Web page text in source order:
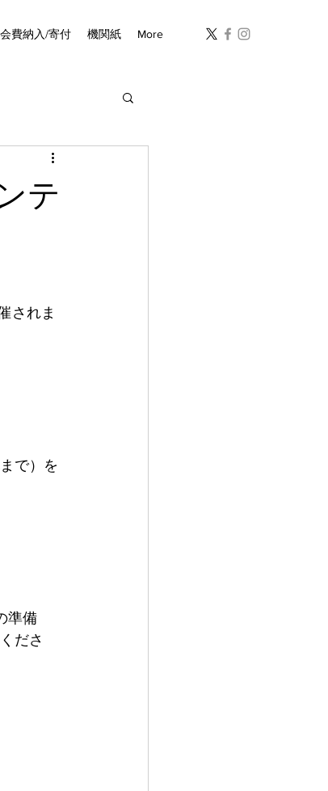
会費納入/寄付 機関紙 More
テ
されま
で）を
準備
ださ